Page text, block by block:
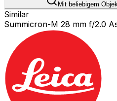
Mit beliebigem
Similar
Summicron-M 28 mm f/2.0